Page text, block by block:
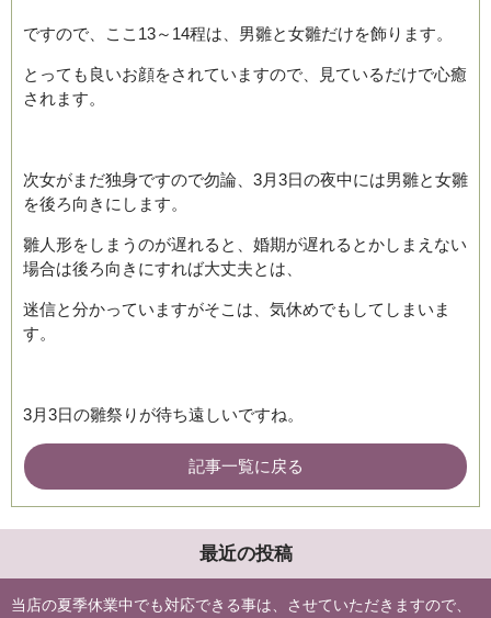
ですので、ここ13～14程は、男雛と女雛だけを飾ります。
とっても良いお顔をされていますので、見ているだけで心癒
されます。
次女がまだ独身ですので勿論、3月3日の夜中には男雛と女雛
を後ろ向きにします。
雛人形をしまうのが遅れると、婚期が遅れるとかしまえない
場合は後ろ向きにすれば大丈夫とは、
迷信と分かっていますがそこは、気休めでもしてしまいま
す。
3月3日の雛祭りが待ち遠しいですね。
記事一覧に戻る
最近の投稿
当店の夏季休業中でも対応できる事は、させていただきますので、